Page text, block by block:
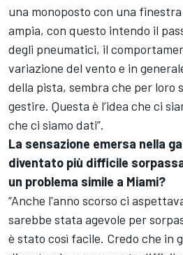
una monoposto con una
ampia, con questo intendo il
degli pneumatici, il
variazione del vento e in
della pista, sembra che per loro
gestire. Questa è l’idea che ci
che ci siamo dati”.
La sensazione emersa nella
diventato più difficile
un problema simile a Miami?
“Anche l'anno scorso ci
sarebbe stata agevole per
è stato così facile. Credo che in